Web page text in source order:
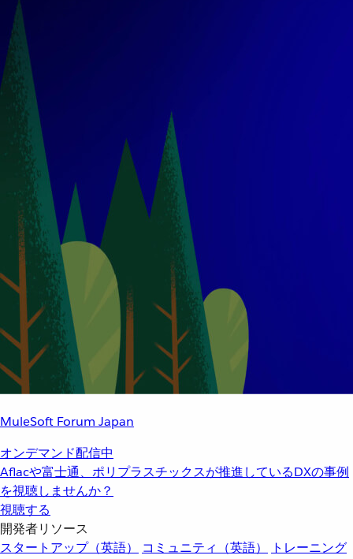
MuleSoft Forum Japan
オンデマンド配信中
Aflacや富士通、ポリプラスチックスが推進しているDXの事例
を視聴しませんか？
視聴する
開発者リソース
スタートアップ（英語）
コミュニティ（英語）
トレーニング